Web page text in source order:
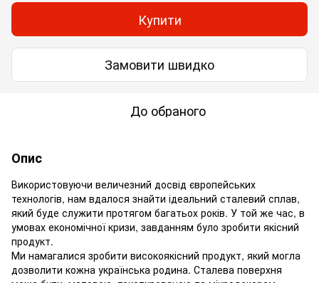
Купити
Замовити швидко
До обраного
Опис
Використовуючи величезний досвід європейських
технологів, нам вдалося знайти ідеальний сталевий сплав,
який буде служити протягом багатьох років. У той же час, в
умовах економічної кризи, завданням було зробити якісний
продукт.
Ми намагалися зробити високоякісний продукт, який могла
дозволити кожна українська родина. Сталева поверхня